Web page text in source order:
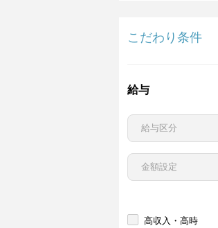
こだわり条件
給与
高収入・高時